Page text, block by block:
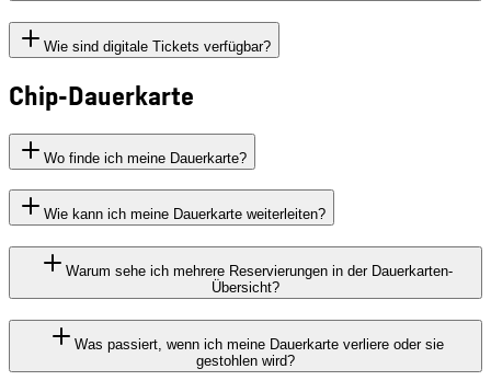
Wie sind digitale Tickets verfügbar?
Chip-Dauerkarte
Wo finde ich meine Dauerkarte?
Wie kann ich meine Dauerkarte weiterleiten?
Warum sehe ich mehrere Reservierungen in der Dauerkarten-
Übersicht?
Was passiert, wenn ich meine Dauerkarte verliere oder sie
gestohlen wird?